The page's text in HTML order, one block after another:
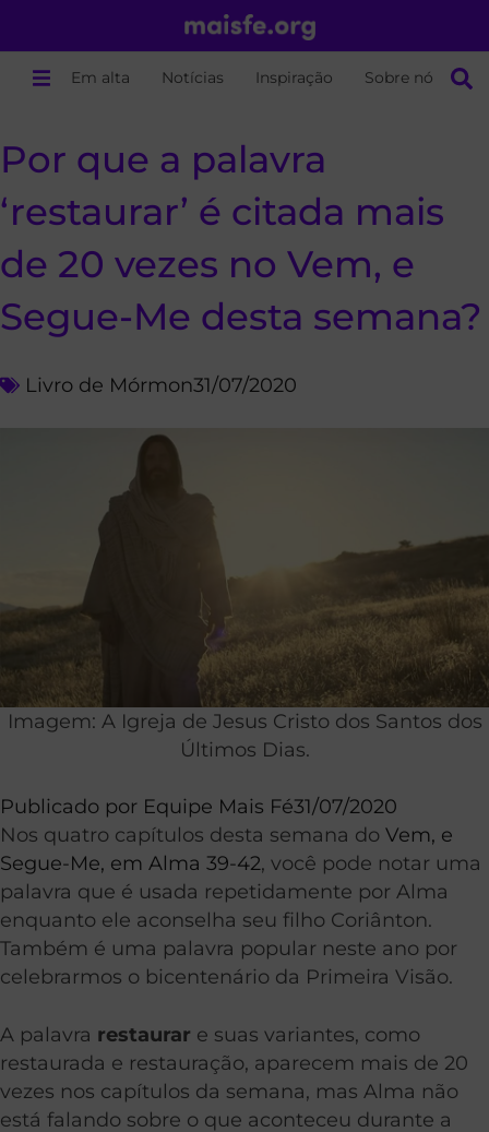
Em alta Notícias Inspiração Sobre nós
Por que a palavra
‘restaurar’ é citada mais
de 20 vezes no Vem, e
Segue-Me desta semana?
Livro de Mórmon31/07/2020
Imagem: A Igreja de Jesus Cristo dos Santos dos
Últimos Dias.
Publicado por Equipe Mais Fé31/07/2020
Nos quatro capítulos desta semana do Vem, e
Segue-Me, em Alma 39-42, você pode notar uma
palavra que é usada repetidamente por Alma
enquanto ele aconselha seu filho Coriânton.
Também é uma palavra popular neste ano por
celebrarmos o bicentenário da Primeira Visão.
A palavra restaurar e suas variantes, como
restaurada e restauração, aparecem mais de 20
vezes nos capítulos da semana, mas Alma não
está falando sobre o que aconteceu durante a